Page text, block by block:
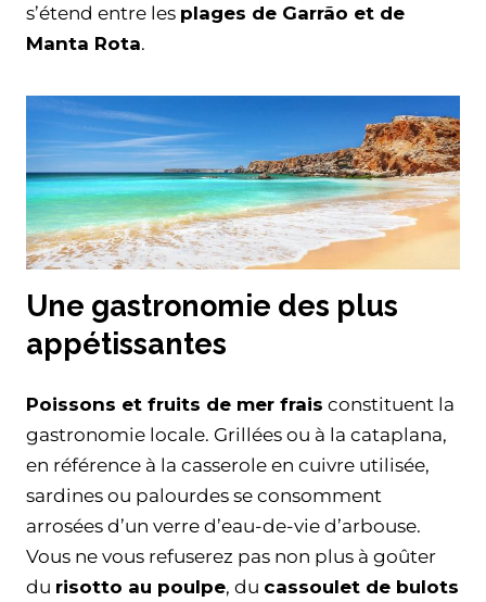
s’étend entre les plages de Garrão et de
Manta Rota.
Une gastronomie des plus
appétissantes
Poissons et fruits de mer frais constituent la
gastronomie locale. Grillées ou à la cataplana,
en référence à la casserole en cuivre utilisée,
sardines ou palourdes se consomment
arrosées d’un verre d’eau-de-vie d’arbouse.
Vous ne vous refuserez pas non plus à goûter
du risotto au poulpe, du cassoulet de bulots